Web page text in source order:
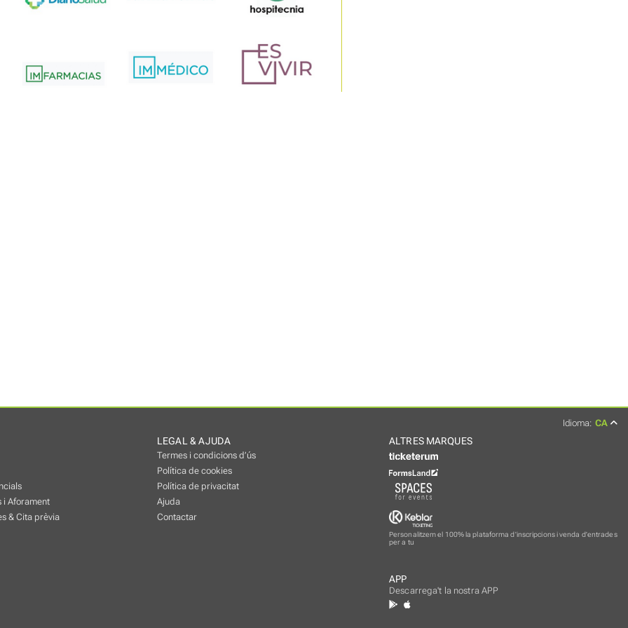
i Aforament
& Cita prèvia
LEGAL & AJUDA
Termes i condicions d’ús
Política de cookies
Política de privacitat
Ajuda
Contactar
APP
Descarrega't la nostra APP
Idioma: CA
ALTRES MARQUES
Personalitzem el 100% la plataforma d'inscripcions i venda d'entrades
per a tu